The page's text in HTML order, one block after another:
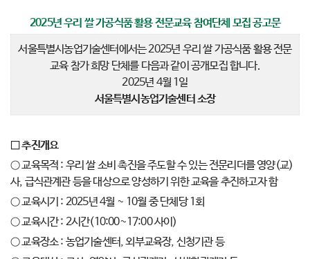
2025년 우리 쌀 가공식품 활용 전문교육 참여단체 모집 공고문
서울특별시농업기술센터에서는 2025년 우리 쌀 가공식품 활용 전문
교육 참가 희망 단체를 다음과 같이 공개모집 합니다.
2025년 4월 1일
서울특별시농업기술센터 소장
□ 추진개요
○ 교육목적 : 우리 쌀 소비 촉진을 주도할 수 있는 전문리더를 영양(교)
사, 급식관계관 등을 대상으로 양성하기 위한 교육을 추진하고자 함
○ 교육시기 : 2025년 4월 ~ 10월 중 단체당 1회
○ 교육시간 : 2시간(10:00~17:00 사이)
○ 교육장소 : 농업기술센터, 외부교육장, 신청기관 등